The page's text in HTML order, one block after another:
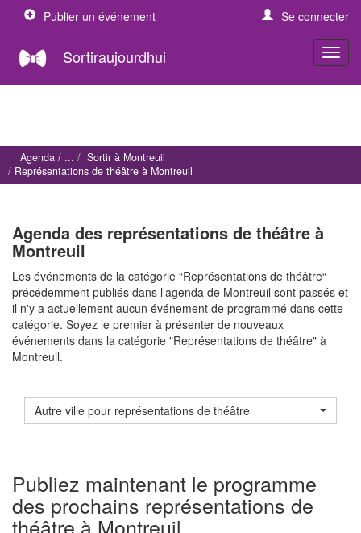
Publier un événement Se connecter
Sortiraujourdhui
Agenda
Sortir à Montreuil
Représentations de théâtre à Montreuil
Agenda des représentations de théâtre à
Montreuil
Les événements de la catégorie “Représentations de théâtre“
précédemment publiés dans l'agenda de Montreuil sont passés et
il n'y a actuellement aucun événement de programmé dans cette
catégorie. Soyez le premier à présenter de nouveaux
événements dans la catégorie "Représentations de théâtre" à
Montreuil.
Autre ville pour représentations de théâtre
Publiez maintenant le programme
des prochains représentations de
théâtre à Montreuil.